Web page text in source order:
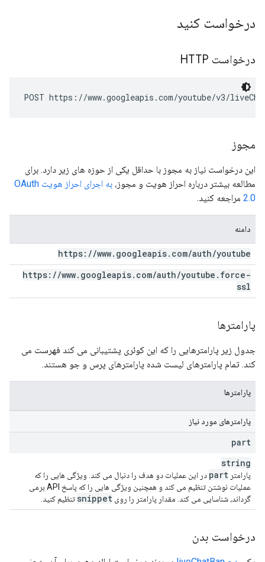
درخواست کنید
درخواست HTTP
POST https://www.googleapis.com/youtube/v3/
مجوز
این درخواست نیاز به مجوز با حداقل یکی از حوزه های زیر دارد. برای
مطالعه بیشتر درباره احراز هویت و مجوز،
به اجرای احراز هویت OAuth
2.0 مراجعه کنید.
دامنه
https: //www. googleapis. com/auth/youtube
https: //www. googleapis. com/auth/youtube . force-
ssl
پارامترها
جدول زیر پارامترهایی را که این کوئری پشتیبانی می کند فهرست می
کند. تمام پارامترهای لیست شده پارامترهای پرس و جو هستند.
پارامترها
پارامترهای مورد نیاز
part
string
پارامتر part در این عملیات دو هدف را دنبال می کند. ویژگی هایی را که
عملیات نوشتن تنظیم می کند و همچنین ویژگی هایی را که پاسخ API برمی
گرداند، شناسایی می کند. مقدار پارامتر را روی snippet تنظیم کنید.
درخواست بدن